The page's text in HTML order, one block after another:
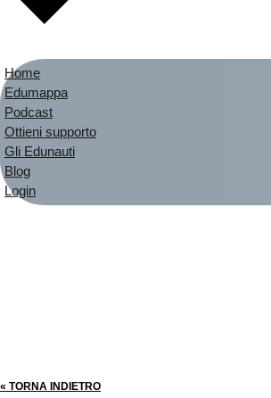
Home
Edumappa
Podcast
Ottieni supporto
Gli Edunauti
Blog
Login
« TORNA INDIETRO